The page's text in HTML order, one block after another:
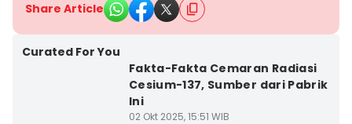
Share Article
Curated For You
Fakta-Fakta Cemaran Radiasi
Cesium-137, Sumber dari Pabrik
Ini
02 Okt 2025, 15:51 WIB